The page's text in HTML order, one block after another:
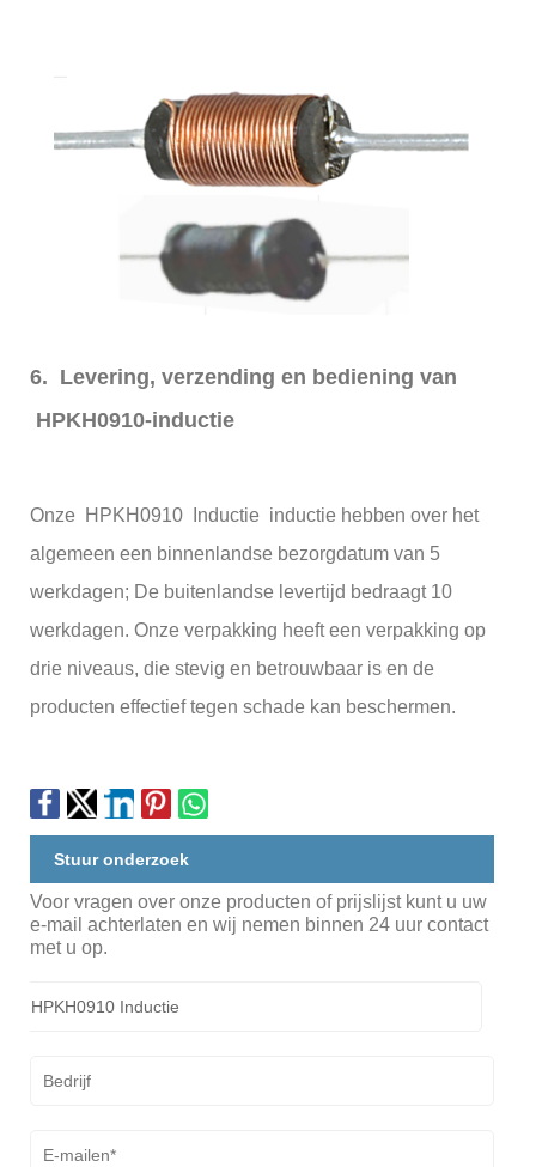
6. Levering, verzending en bediening van
HPKH0910-inductie
Onze HPKH0910 Inductie inductie hebben over het
algemeen een binnenlandse bezorgdatum van 5
werkdagen; De buitenlandse levertijd bedraagt ​​10
werkdagen. Onze verpakking heeft een verpakking op
drie niveaus, die stevig en betrouwbaar is en de
producten effectief tegen schade kan beschermen.
Stuur onderzoek
Voor vragen over onze producten of prijslijst kunt u uw
e-mail achterlaten en wij nemen binnen 24 uur contact
met u op.